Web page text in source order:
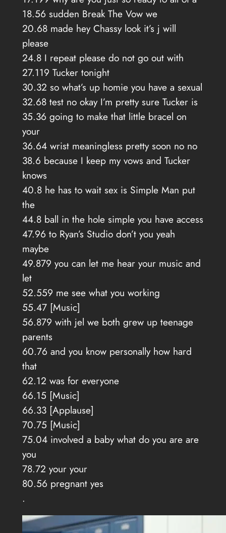
18.56 sudden Break The Vow we
20.68 made hey Chassy look it’s j will
please
24.8 I repeat please do not go out with
27.119 Tucker tonight
30.32 so what’s up homie you have a sexual
32.68 test no okay I’m pretty sure Tucker is
35.36 going to make that little bracel on
your
36.64 wrist meaningless pretty soon no no
38.6 because I keep my vows and Tucker
knows
40.8 he has to wait sex is Simple Man put
the
44.8 ball in the hole simple you have access
47.96 to Ryan’s Studio don’t you yeah
maybe
49.879 you can let me hear your music and
let
52.559 me see what you working
55.47 [Music]
56.879 with jel we both grew up teenage
parents
60.76 and you know personally how hard
that
62.12 was for everyone
66.15 [Music]
66.33 [Applause]
70.75 [Music]
75.04 involved a baby what do you are are
you
78.72 your your
80.56 pregnant yes
.